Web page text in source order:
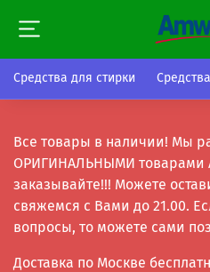
Средства для стирки
Все товары в наличии! Мы
ОРИГИНАЛЬНЫМИ товарами
заказывайте!!! Можете
свяжемся с Вами до 21.00.
вопросы, то можете сами
Доставка по Москве